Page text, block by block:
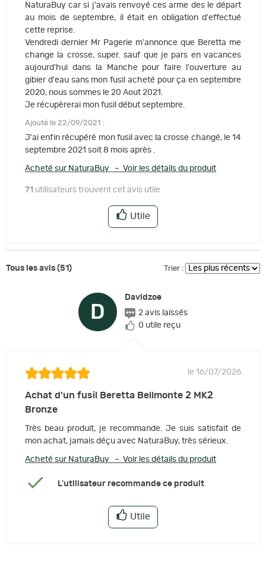
NaturaBuy car si j'avais renvoyé ces arme des le départ
au mois de septembre, il était en obligation d'effectué
cette reprise.
Vendredi dernier Mr Pagerie m'annonce que Beretta me
change la crosse, super. sauf que je pars en vacances
aujourd'hui dans la Manche pour faire l'ouverture au
gibier d'eau sans mon fusil acheté pour ça en septembre
2020, nous sommes le 20 Aout 2021.
Je récupèrerai mon fusil début septembre.
Ajouté le 22/09/2021 :
J'ai enfin récupéré mon fusil avec la crosse changé, le 14
septembre 2021 soit 8 mois après .
Acheté sur NaturaBuy – Voir les détails du produit
71 utilisateurs trouvent cet avis utile
Utile
Tous les avis (51) Trier :
D
Davidzoe
2 avis laissés
0 utile reçu
le 16/07/2026
Achat d'un fusil Beretta Bellmonte 2 MK2
Bronze
Très beau produit, je recommande. Je suis satisfait de
mon achat, jamais déçu avec NaturaBuy, très sérieux.
Acheté sur NaturaBuy – Voir les détails du produit
L'utilisateur recommande ce produit
Utile